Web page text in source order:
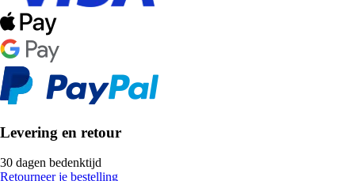
Levering en retour
30 dagen bedenktijd
Retourneer je bestelling